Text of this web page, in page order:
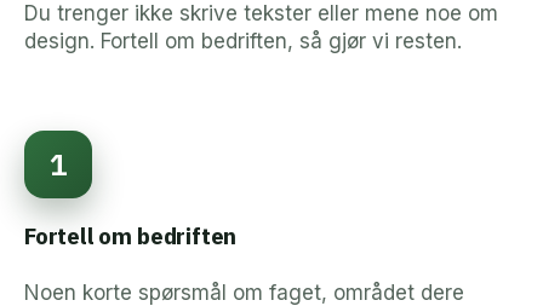
Du trenger ikke skrive tekster eller mene noe om
design. Fortell om bedriften, så gjør vi resten.
1
Fortell om bedriften
Noen korte spørsmål om faget, området dere